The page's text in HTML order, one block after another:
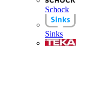
Schock
Sinks